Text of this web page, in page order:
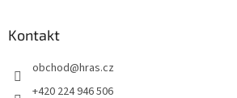
Kontakt
obchod@hras.cz
+420 224 946 506